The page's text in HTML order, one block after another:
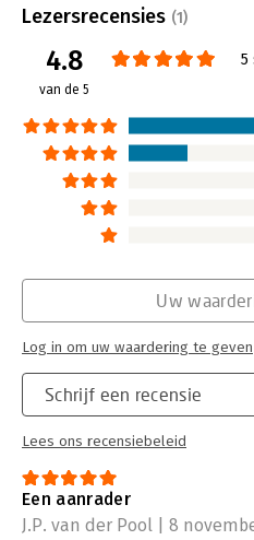
verplichte literatuur in het
Lezersrecensies (1)
4.8
van de 5
5
Schrijf een recensie
Lees ons recensiebeleid
Uw
Log in om uw waardering te geven
Een aanrader
J.P. van der Pool | 8